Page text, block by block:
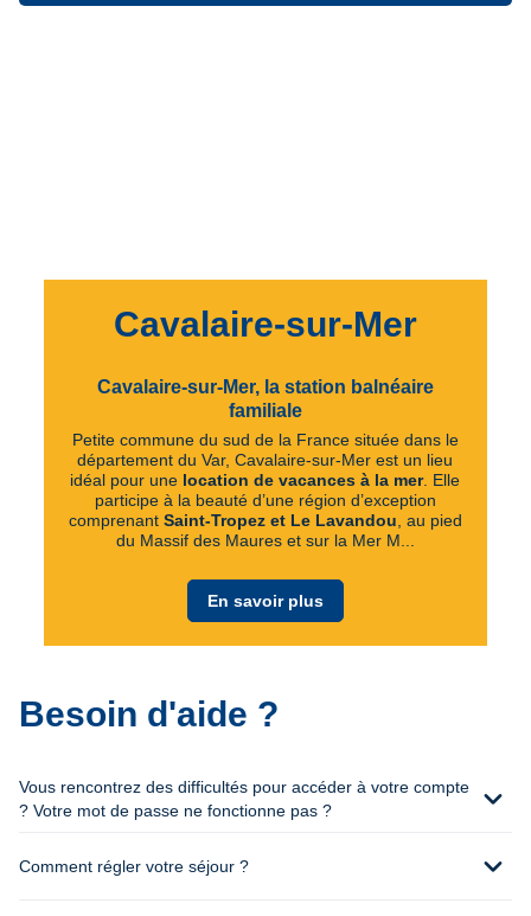
Cavalaire-sur-Mer
Cavalaire-sur-Mer, la station balnéaire
familiale
Petite commune du sud de la France située dans le
département du Var, Cavalaire-sur-Mer est un lieu
idéal pour une location de vacances à la mer. Elle
participe à la beauté d’une région d’exception
comprenant Saint-Tropez et Le Lavandou , au pied
du Massif des Maures et sur la Mer M...
En savoir plus
Besoin d'aide ?
Vous rencontrez des difficultés pour accéder à votre compte
? Votre mot de passe ne fonctionne pas ?
expand_more
Comment régler votre séjour ?
expand_more